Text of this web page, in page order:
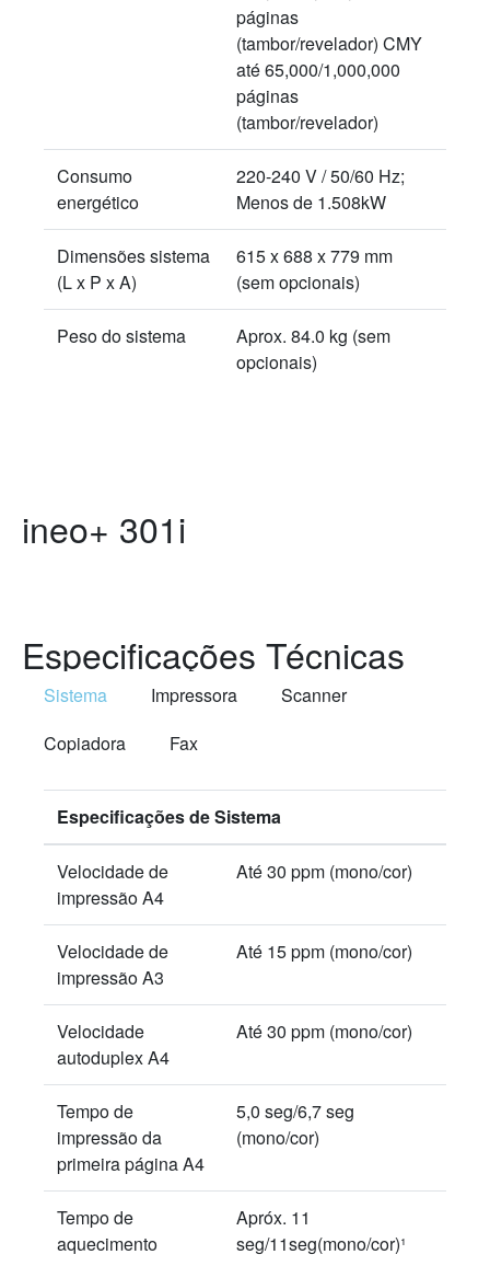
páginas
(tambor/revelador) CMY
até 65,000/1,000,000
páginas
(tambor/revelador)
Consumo
energético
220-240 V / 50/60 Hz;
Menos de 1.508kW
Dimensões sistema
(L x P x A)
615 x 688 x 779 mm
(sem opcionais)
Peso do sistema
Aprox. 84.0 kg (sem
opcionais)
ineo+ 301i
Especificações Técnicas
Sistema Impressora
Scanner
Copiadora
Fax
Especificações de Sistema
Velocidade de
impressão A4
Até 30 ppm (mono/cor)
Velocidade de
impressão A3
Até 15 ppm (mono/cor)
Velocidade
autoduplex A4
Até 30 ppm (mono/cor)
Tempo de
impressão da
primeira página A4
5,0 seg/6,7 seg
(mono/cor)
Tempo de
aquecimento
Apróx. 11
seg/11seg(mono/cor)¹